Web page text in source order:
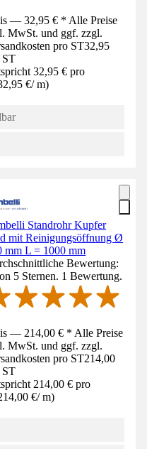
— 32,95 € * Alle Preise
MwSt. und ggf. zzgl.
pro ST32,95
ST
32,95 € pro
€/ m)
Standrohr Kupfer
mit Reinigungsöffnung Ø
mm L = 1000 mm
Bewertung:
5 Sternen. 1 Bewertung.
— 214,00 € * Alle Preise
MwSt. und ggf. zzgl.
pro ST214,00
ST
214,00 € pro
€/ m)